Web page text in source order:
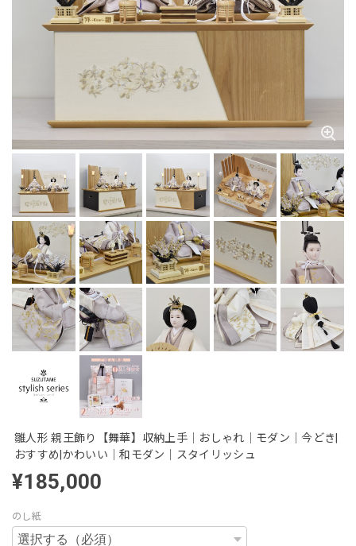
雛人形 親王飾り【舞華】収納上手｜おしゃれ｜モダン｜今どき|
おすすめ|かわいい｜和モダン｜スタイリッシュ
¥185,000
のし紙